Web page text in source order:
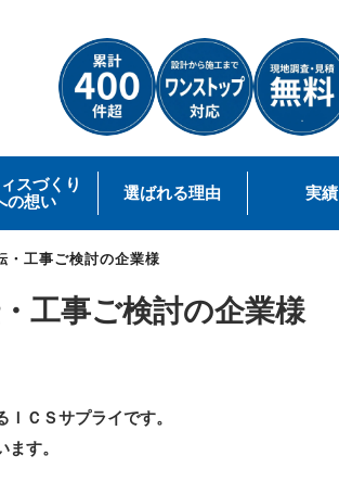
スづくり
の想い
選ばれる理由 実績
・工事ご検討の企業様
工事ご検討の企業様
ＣＳサプライです。
す。